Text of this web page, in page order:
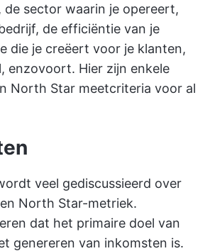
sector waarin je opereert,
de efficiëntie van je
die je creëert voor je klanten,
enzovoort. Hier zijn enkele
North Star meetcriteria voor al
veel gediscussieerd over
North Star-metriek.
dat het primaire doel van
genereren van inkomsten is.